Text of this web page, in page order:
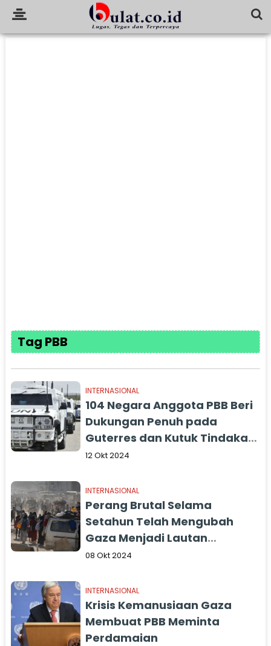
Tag PBB
INTERNASIONAL
104 Negara Anggota PBB Beri
Dukungan Penuh pada
Guterres dan Kutuk Tindakan
Israel
12 Okt 2024
INTERNASIONAL
Perang Brutal Selama
Setahun Telah Mengubah
Gaza Menjadi Lautan
Reruntuhan dan Kuburan
08 Okt 2024
INTERNASIONAL
Krisis Kemanusiaan Gaza
Membuat PBB Meminta
Perdamaian